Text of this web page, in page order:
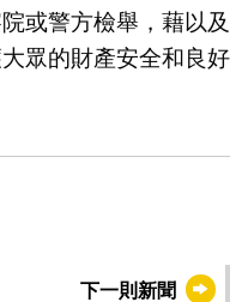
或警方檢舉，藉以及
眾的財產安全和良好
下一則新聞